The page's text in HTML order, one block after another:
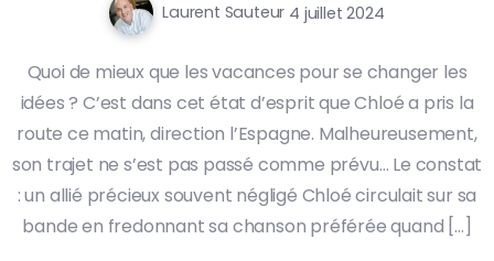
Laurent Sauteur 4 juillet 2024
Quoi de mieux que les vacances pour se changer les
idées ? C’est dans cet état d’esprit que Chloé a pris la
route ce matin, direction l’Espagne. Malheureusement,
son trajet ne s’est pas passé comme prévu… Le constat
: un allié précieux souvent négligé Chloé circulait sur sa
bande en fredonnant sa chanson préférée quand […]